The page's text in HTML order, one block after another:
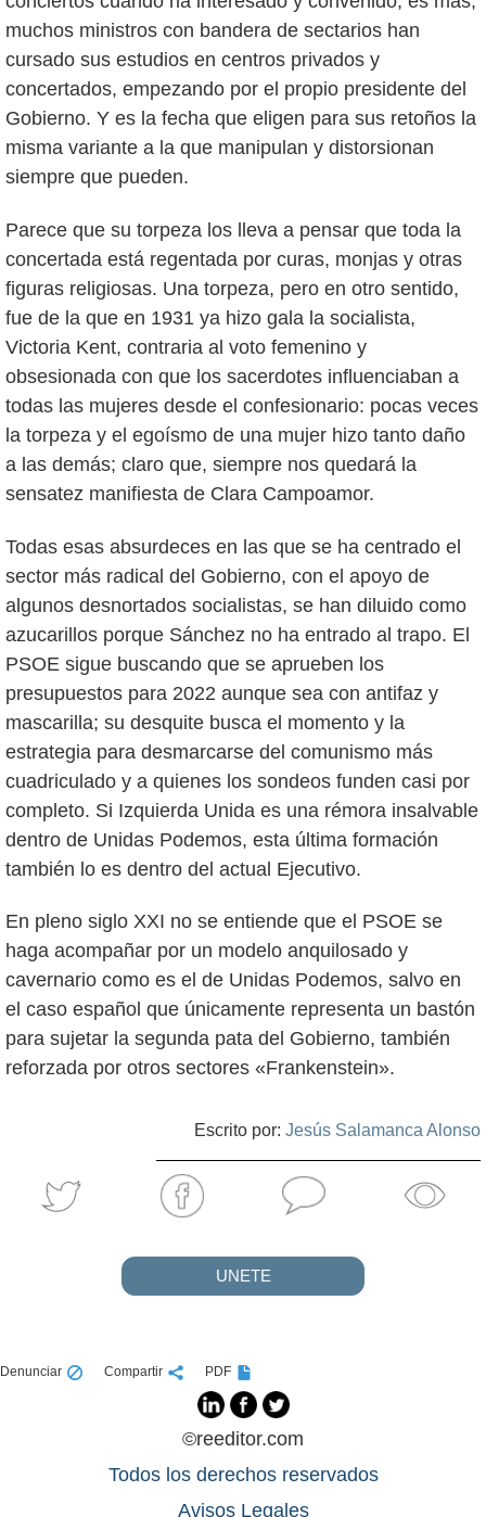
muchos ministros con bandera de sectarios han
cursado sus estudios en centros privados y
concertados, empezando por el propio presidente del
Gobierno. Y es la fecha que eligen para sus retoños la
misma variante a la que manipulan y distorsionan
siempre que pueden.
Parece que su torpeza los lleva a pensar que toda la
concertada está regentada por curas, monjas y otras
figuras religiosas. Una torpeza, pero en otro sentido,
fue de la que en 1931 ya hizo gala la socialista,
Victoria Kent, contraria al voto femenino y
obsesionada con que los sacerdotes influenciaban a
todas las mujeres desde el confesionario: pocas veces
la torpeza y el egoísmo de una mujer hizo tanto daño
a las demás; claro que, siempre nos quedará la
sensatez manifiesta de Clara Campoamor.
Todas esas absurdeces en las que se ha centrado el
sector más radical del Gobierno, con el apoyo de
algunos desnortados socialistas, se han diluido como
azucarillos porque Sánchez no ha entrado al trapo. El
PSOE sigue buscando que se aprueben los
presupuestos para 2022 aunque sea con antifaz y
mascarilla; su desquite busca el momento y la
estrategia para desmarcarse del comunismo más
cuadriculado y a quienes los sondeos funden casi por
completo. Si Izquierda Unida es una rémora insalvable
dentro de Unidas Podemos, esta última formación
también lo es dentro del actual Ejecutivo.
En pleno siglo XXI no se entiende que el PSOE se
haga acompañar por un modelo anquilosado y
cavernario como es el de Unidas Podemos, salvo en
el caso español que únicamente representa un bastón
para sujetar la segunda pata del Gobierno, también
reforzada por otros sectores «Frankenstein».
Escrito por: Jesús Salamanca Alonso
UNETE
Denunciar Compartir PDF
©reeditor.com
Todos los derechos reservados
Avisos Legales